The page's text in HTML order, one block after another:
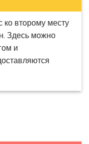
ко второму месту
Здесь можно
и